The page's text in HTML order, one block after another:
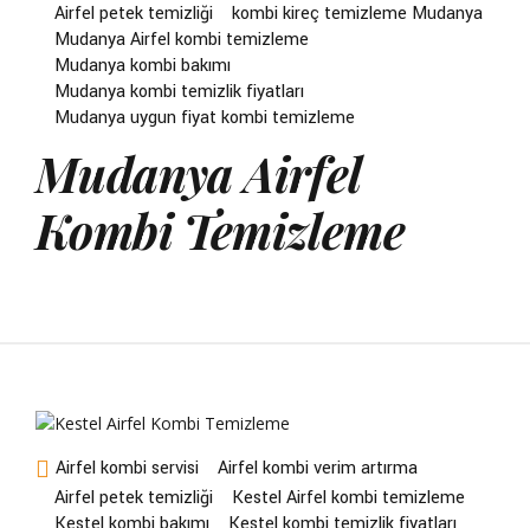
Airfel petek temizliği
kombi kireç temizleme Mudanya
Mudanya Airfel kombi temizleme
Mudanya kombi bakımı
Mudanya kombi temizlik fiyatları
Mudanya uygun fiyat kombi temizleme
Mudanya Airfel
Kombi Temizleme
Airfel kombi servisi
Airfel kombi verim artırma
Airfel petek temizliği
Kestel Airfel kombi temizleme